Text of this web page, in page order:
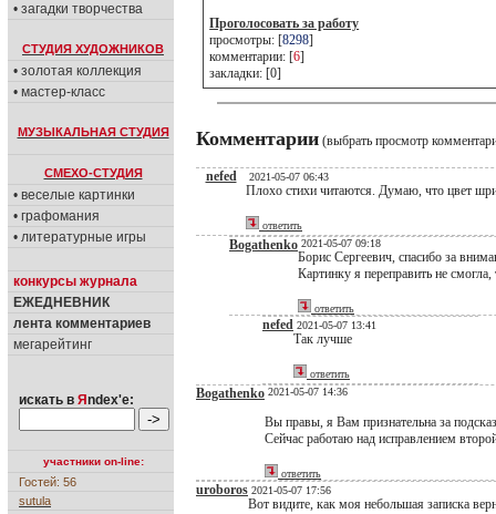
• загадки творчества
СТУДИЯ ХУДОЖНИКОВ
• золотая коллекция
• мастер-класс
МУЗЫКАЛЬНАЯ СТУДИЯ
СМЕХО-СТУДИЯ
• веселые картинки
• графомания
• литературные игры
конкурсы журнала
ЕЖЕДНЕВНИК
лента комментариев
мегарейтинг
искать в Я ndex'е:
участники on-line:
Гостей: 56
sutula
Проголосовать за работу
просмотры: [8298]
комментарии: [6]
закладки: [0]
Комментарии (выбрать просмотр
nefed 2021-05-07 06:43
Плохо стихи читаются. Думаю, что цвет
ответить
Bogathenko 2021-05-07 09:18
Борис Сергеевич, спасибо за
Картинку я переправить не
ответить
nefed 2021-05-07 13:41
Так лучше
ответить
Bogathenko 2021-05-07 14:36
Вы правы, я Вам признательна за
Сейчас работаю над исправлением
ответить
uroboros 2021-05-07 17:56
Вот видите, как моя небольшая записка